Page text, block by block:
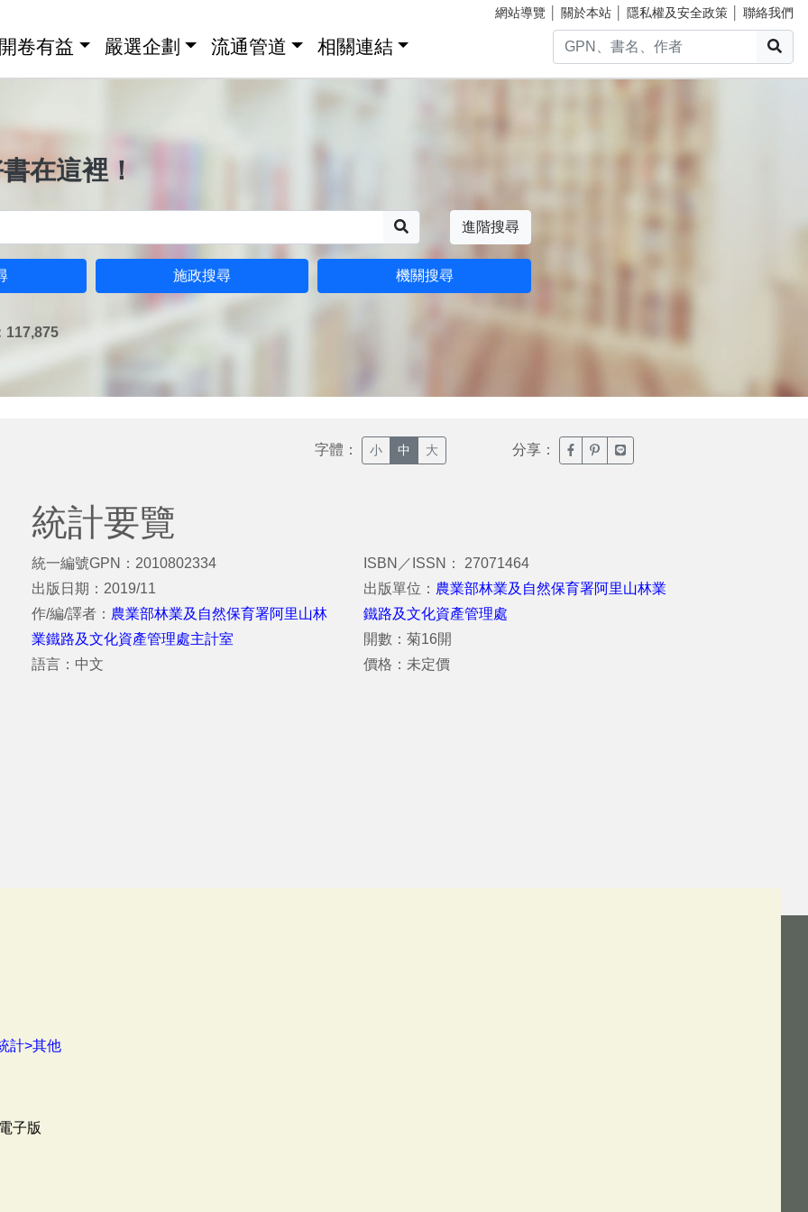
網站導覽 關於本站 隱私權及安全政策 聯絡我們
卷有益 嚴選企劃 流通管道 相關連結
在這裡！
進階搜尋
施政搜尋 機關搜尋
117,875
字體： 小 中 大 分享： 臉書分享(另開新視窗)
噗浪分享(另開新視窗)
Line分享(另開新視窗)
統計要覽
統一編號GPN：2010802334
出版日期：2019/11
作/編/譯者： 農業部林業及自然保育署阿里山林
業鐵路及文化資產管理處主計室
語言：中文
ISBN／ISSN： 27071464
出版單位： 農業部林業及自然保育署阿里山林業
鐵路及文化資產管理處
開數：菊16開
價格：未定價
計>其他
子版